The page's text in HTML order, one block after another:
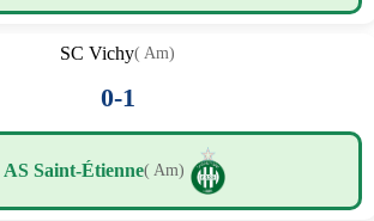
SC Vichy( Am)
0-1
AS Saint-Étienne( Am)